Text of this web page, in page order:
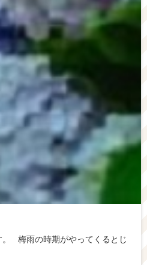
。 梅雨の時期がやってくるとじ